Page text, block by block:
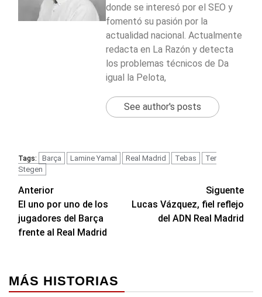
donde se interesó por el SEO y
fomentó su pasión por la
actualidad nacional. Actualmente
redacta en La Razón y detecta
los problemas técnicos de Da
igual la Pelota,
See author's posts
Tags: Barça Lamine Yamal Real Madrid Tebas
Ter
Stegen
Navegación
de
entradas
Anterior
El uno por uno de los
jugadores del Barça
frente al Real Madrid
Siguente
Lucas Vázquez, fiel reflejo
del ADN Real Madrid
MÁS HISTORIAS